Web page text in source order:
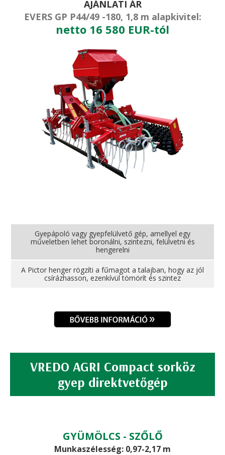
AJÁNLATI ÁR
EVERS GP P44/49 -180, 1,8 m alapkivitel:
netto 16 580 EUR-tól
Gyepápoló vagy gyepfelülvető gép, amellyel egy
műveletben lehet boronálni, szintezni, felülvetni és
hengerelni
A Pictor henger rögzíti a fűmagot a talajban, hogy az jól
csírázhasson, ezenkívül tömörít és szintez
VREDO AGRI Compact sorköz
gyep direktvetőgép
GYÜMÖLCS - SZŐLŐ
Munkaszélesség: 0,97-2,17 m